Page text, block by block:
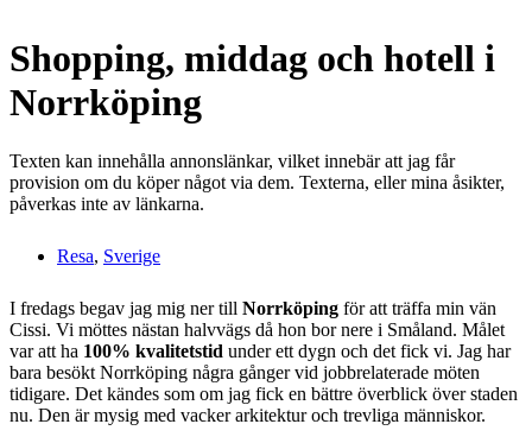
Shopping, middag och hotell i
Norrköping
Texten kan innehålla annonslänkar, vilket innebär att jag får
provision om du köper något via dem. Texterna, eller mina åsikter,
påverkas inte av länkarna.
Resa, Sverige
I fredags begav jag mig ner till Norrköping för att träffa min vän
Cissi. Vi möttes nästan halvvägs då hon bor nere i Småland. Målet
var att ha 100% kvalitetstid under ett dygn och det fick vi. Jag har
bara besökt Norrköping några gånger vid jobbrelaterade möten
tidigare. Det kändes som om jag fick en bättre överblick över staden
nu. Den är mysig med vacker arkitektur och trevliga människor.